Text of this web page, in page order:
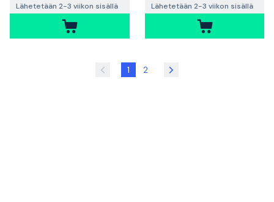
Lähetetään 2-3 viikon sisällä Lähetetään 2-3 viikon sisällä
1 2